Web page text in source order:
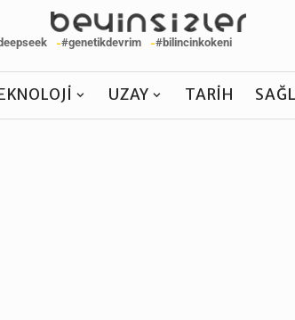
#genetikdevrim #bilincinkokeni
UZAY TARIH